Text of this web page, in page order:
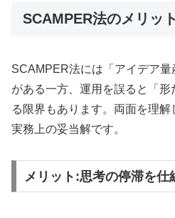
SCAMPER法のメリッ
SCAMPER法には「アイデア
がある一方、運用を誤ると「
る限界もあります。両面を理
実務上の妥当解です。
メリット:思考の停滞を仕